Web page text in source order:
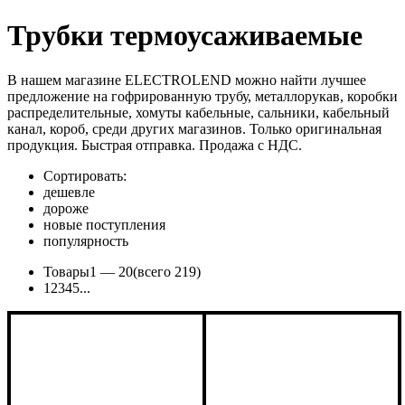
Трубки термоусаживаемые
В нашем магазине ELECTROLEND можно найти лучшее
предложение на гофрированную трубу, металлорукав, коробки
распределительные, хомуты кабельные, сальники, кабельный
канал, короб, среди других магазинов. Только оригинальная
продукция. Быстрая отправка. Продажа с НДС.
Сортировать:
дешевле
дороже
новые поступления
популярность
Товары1 — 20(всего 219)
1 2345...